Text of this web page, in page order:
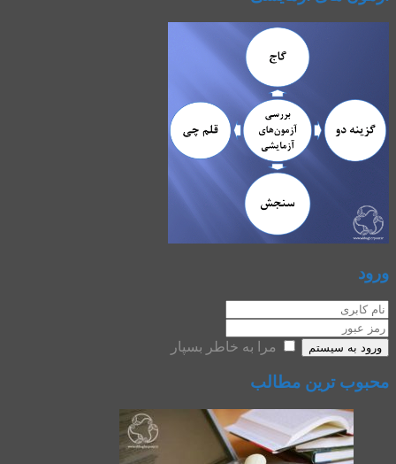
ورود
ورود به سیستم مرا به خاطر بسپار
محبوب ترین مطالب